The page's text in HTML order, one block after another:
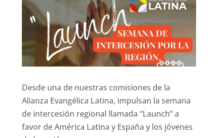
Desde una de nuestras comisiones de la
Alianza Evangélica Latina, impulsan la semana
de intercesión regional llamada “Launch” a
favor de América Latina y España y los jóvenes